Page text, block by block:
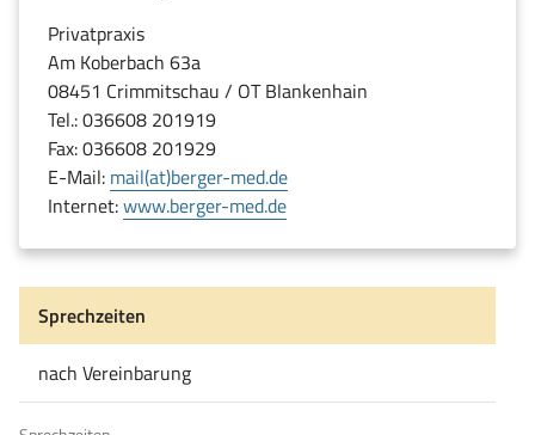
Privatpraxis
Am Koberbach 63a
08451 Crimmitschau / OT Blankenhain
Tel.: 036608 201919
Fax: 036608 201929
E-Mail: mail(at)berger-med.de
Internet:www.berger-med.de(öffnet
neuem
Fenster)
Sprechzeiten
nach Vereinbarung